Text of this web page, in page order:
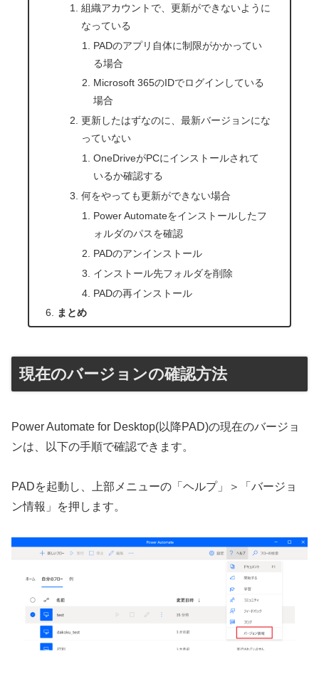
組織アカウントで、更新ができないように
なっている
PADのアプリ自体に制限がかかってい
る場合
Microsoft 365のIDでログインしている
場合
更新したはずなのに、最新バージョンにな
っていない
OneDriveがPCにインストールされて
いるか確認する
何をやっても更新ができない場合
Power Automateをインストールしたフ
ォルダのパスを確認
PADのアンインストール
インストール先フォルダを削除
PADの再インストール
まとめ
現在のバージョンの確認方法
Power Automate for Desktop(以降PAD)の現在のバージョ
ンは、以下の手順で確認できます。
PADを起動し、上部メニューの「ヘルプ」＞「バージョ
ン情報」を押します。